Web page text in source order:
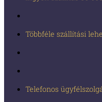
Többféle szállítási
Telefonos